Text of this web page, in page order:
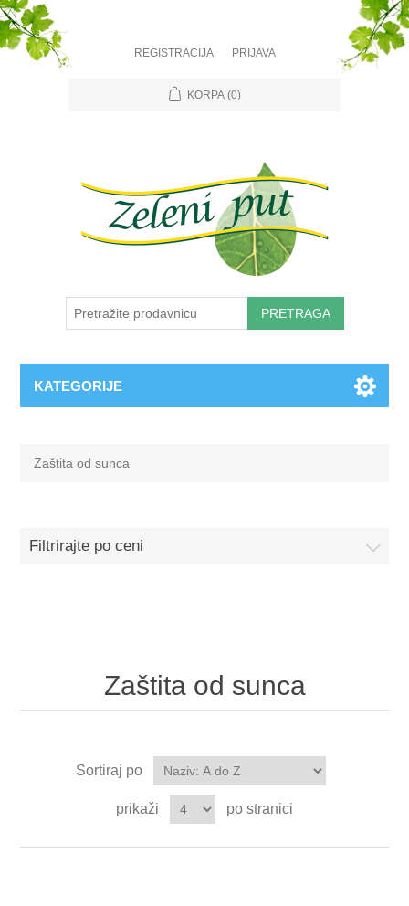
REGISTRACIJA PRIJAVA
KORPA (0)
PRETRAGA
KATEGORIJE
Zaštita od sunca
Filtrirajte po ceni
Zaštita od sunca
Sortiraj po
prikaži po stranici